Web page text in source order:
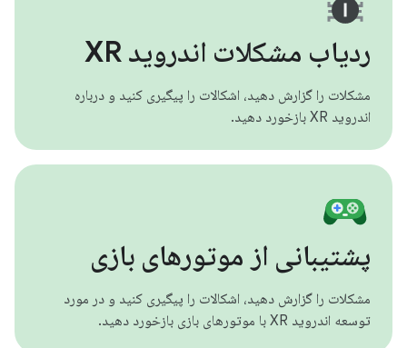
ردیاب مشکلات اندروید XR
مشکلات را گزارش دهید، اشکالات را پیگیری کنید و درباره
اندروید XR بازخورد دهید.
پشتیبانی از موتورهای بازی
مشکلات را گزارش دهید، اشکالات را پیگیری کنید و در مورد
توسعه اندروید XR با موتورهای بازی بازخورد دهید.